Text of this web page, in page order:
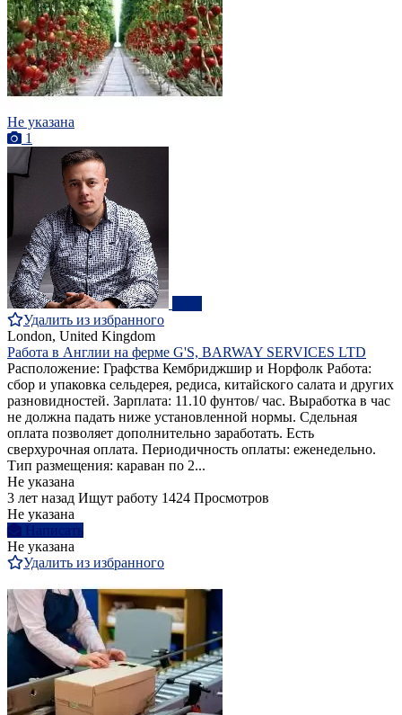
Не указана
1
Удалить из избранного
London, United Kingdom
Работа в Англии на ферме G'S, BARWAY SERVICES LTD
Расположение: Графства Кембриджшир и Норфолк Работа:
сбор и упаковка сельдерея, редиса, китайского салата и других
разновидностей. Зарплата: 11.10 фунтов/ час. Выработка в час
не должна падать ниже установленной нормы. Сдельная
оплата позволяет дополнительно заработать. Есть
сверхурочная оплата. Периодичность оплаты: еженедельно.
Тип размещения: караван по 2...
Не указана
3 лет назад Ищут работу 1424 Просмотров
Не указана
Написать
Не указана
Удалить из избранного